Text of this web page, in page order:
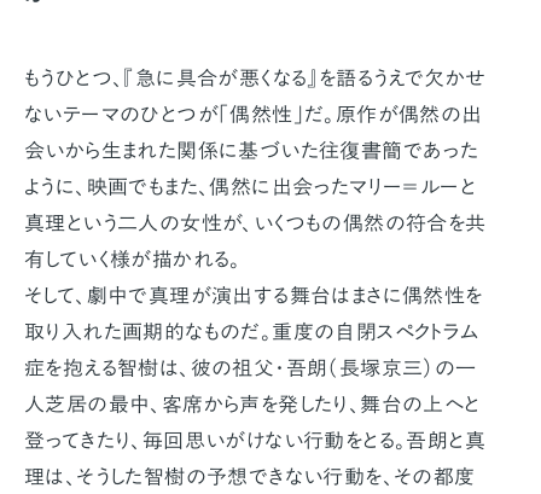
もうひとつ、『急に具合が悪くなる』を語るうえで欠かせ
ないテーマのひとつが「偶然性」だ。原作が偶然の出
会いから生まれた関係に基づいた往復書簡であった
ように、映画でもまた、偶然に出会ったマリー＝ルーと
真理という二人の女性が、いくつもの偶然の符合を共
有していく様が描かれる。
そして、劇中で真理が演出する舞台はまさに偶然性を
取り入れた画期的なものだ。重度の自閉スペクトラム
症を抱える智樹は、彼の祖父・吾朗（長塚京三）の一
人芝居の最中、客席から声を発したり、舞台の上へと
登ってきたり、毎回思いがけない行動をとる。吾朗と真
理は、そうした智樹の予想できない行動を、その都度